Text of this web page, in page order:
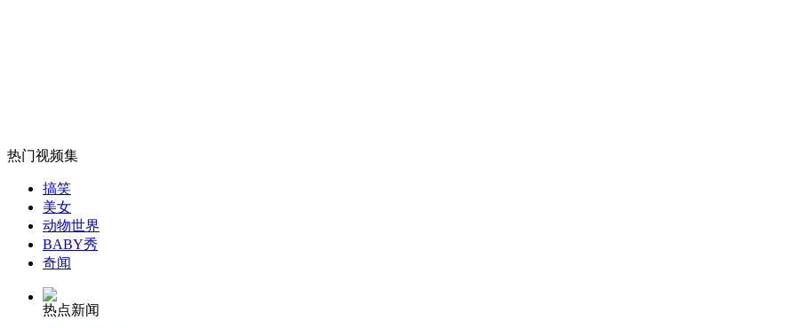
安徽一实载49人客车翻车
热门视频集
搞笑
美女
动物世界
BABY秀
奇闻
热点新闻